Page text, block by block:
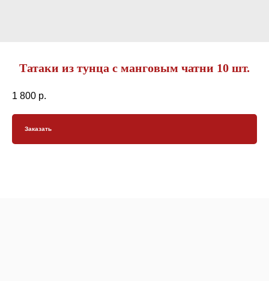
Татаки из тунца с манговым чатни 10 шт.
1 800 р.
Заказать